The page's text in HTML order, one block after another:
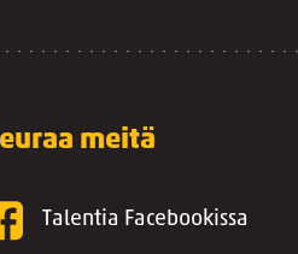
meitä
Talentia Facebookissa